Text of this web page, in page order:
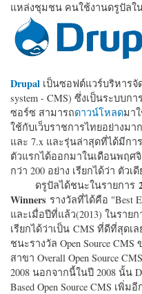
แหล่งชุมชน คนใช้งานดรูปัลใ
Drupal เป็นซอฟต์แวร์บริหารจัด
system - CMS) ซึ่งเป็นระบบ
ซอร์ซ สามารถดาวน์โหลดมา
ใช้กับเว็บราชการไทยอย่างม
และ 7.x และรุ่นล่าสุดที่ได้มีกา
ตัวแรกได้ออกมาในเดือนพฤศ
กว่า 200 อย่าง เรียกได้ว่า ตัว
ดรูปัลได้ชนะในรายการ
Winners รางวัลที่ได้คือ "Best
และเมื่อปีที่แล้ว(2013) ในราย
เรียกได้ว่าเป็น CMS ที่ดีที่สุดเล
ชนะรางวัล Open Source
สาขา Overall Open Source
2008 นอกจากนี้ในปี 2008 นั้น
Based Open Source CMS เพิ่